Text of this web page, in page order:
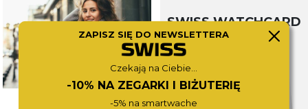
SWISS WATCHCARD
ZAPISZ SIĘ DO NEWSLETTERA
Czekają na Ciebie...
-10% NA ZEGARKI I BIŻUTERIĘ
-5% na smartwache